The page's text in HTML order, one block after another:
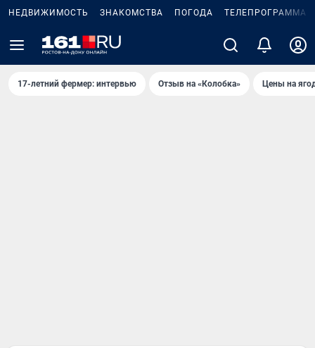
НЕДВИЖИМОСТЬ ЗНАКОМСТВА ПОГОДА ТЕЛЕПРОГРАММА
17-летний фермер: интервью Отзыв на «Колобка» Цены на